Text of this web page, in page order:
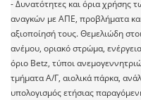
- Δυνατότητες και όρια χρήσης
αναγκών με ΑΠΕ, προβλήματα
αξιοποίησή τους. Θεμελιώδη
ανέμου, οριακό στρώμα,
όριο Betz, τύποι
τμήματα Α/Γ, αιολικά πάρκα,
υπολογισμός ετήσιας